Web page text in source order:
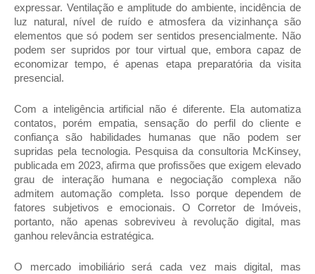
expressar. Ventilação e amplitude do ambiente, incidência de
luz natural, nível de ruído e atmosfera da vizinhança são
elementos que só podem ser sentidos presencialmente. Não
podem ser supridos por tour virtual que, embora capaz de
economizar tempo, é apenas etapa preparatória da visita
presencial.
Com a inteligência artificial não é diferente. Ela automatiza
contatos, porém empatia, sensação do perfil do cliente e
confiança são habilidades humanas que não podem ser
supridas pela tecnologia. Pesquisa da consultoria McKinsey,
publicada em 2023, afirma que profissões que exigem elevado
grau de interação humana e negociação complexa não
admitem automação completa. Isso porque dependem de
fatores subjetivos e emocionais. O Corretor de Imóveis,
portanto, não apenas sobreviveu à revolução digital, mas
ganhou relevância estratégica.
O mercado imobiliário será cada vez mais digital, mas